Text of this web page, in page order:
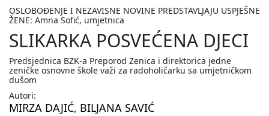
OSLOBOĐENJE I NEZAVISNE NOVINE PREDSTAVLJAJU USPJEŠNE
ŽENE: Amna Sofić, umjetnica
SLIKARKA POSVEĆENA DJECI
Predsjednica BZK-a Preporod Zenica i direktorica jedne
zeničke osnovne škole važi za radoholičarku sa umjetničkom
dušom
Autori:
MIRZA DAJIĆ, BILJANA SAVIĆ